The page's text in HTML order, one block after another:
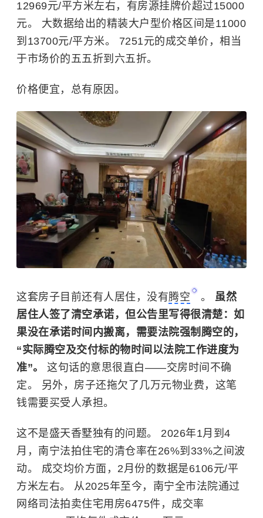
12969元/平方米左右，有房源挂牌价超过15000
元。 大数据给出的精装大户型价格区间是11000
到13700元/平方米。 7251元的成交单价，相当
于市场价的五五折到六五折。
价格便宜，总有原因。
这套房子目前还有人居住，没有腾空 。 虽然
居住人签了清空承诺，但公告里写得很清楚：如
果没在承诺时间内搬离，需要法院强制腾空的，
“实际腾空及交付标的物时间以法院工作进度为
准”。 这句话的意思很直白——交房时间不确
定。 另外，房子还拖欠了几万元物业费，这笔
钱需要买受人承担。
这不是盛天香墅独有的问题。 2026年1月到4
月，南宁法拍住宅的清仓率在26%到33%之间波
动。 成交均价方面，2月份的数据是6106元/平
方米左右。 从2025年至今，南宁全市法院通过
网络司法拍卖住宅用房6475件，成交率